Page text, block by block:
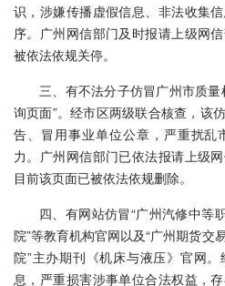
识，涉嫌传播虚假信息、非法收集
序。广州网信部门及时报请上级网
被依法依规关停。
三、有不法分子仿冒广州市质
询页面”。经市区两级联合核查，该
告、冒用事业单位公章，严重扰乱
力。广州网信部门已依法报请上级
目前该页面已被依法依规删除。
四、有网站仿冒“广州汽修中等
院”等教育机构官网以及“广州期货交
院”主办期刊《机床与液压》官网
息，严重损害涉事单位合法权益，